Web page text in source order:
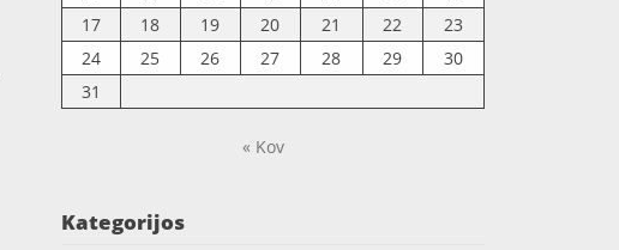
17
18 19 20 21 22
23
24
25 26 27 28 29
30
31
« Kov
Kategorijos